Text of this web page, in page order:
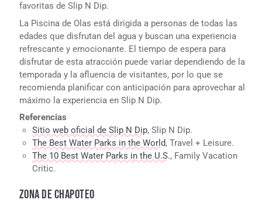
favoritas de Slip N Dip.
La Piscina de Olas está dirigida a personas de todas las
edades que disfrutan del agua y buscan una experiencia
refrescante y emocionante. El tiempo de espera para
disfrutar de esta atracción puede variar dependiendo de la
temporada y la afluencia de visitantes, por lo que se
recomienda planificar con anticipación para aprovechar al
máximo la experiencia en Slip N Dip.
Referencias
Sitio web oficial de Slip N Dip, Slip N Dip.
The Best Water Parks in the World, Travel + Leisure.
The 10 Best Water Parks in the U.S., Family Vacation
Critic.
ZONA DE CHAPOTEO